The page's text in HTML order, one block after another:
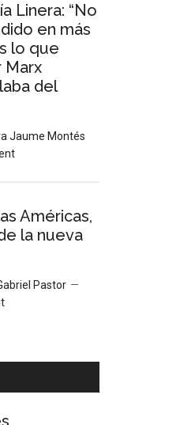
Linera: “No
en más
lo que
Marx
del
Jaume Montés
Américas,
la nueva
Pastor